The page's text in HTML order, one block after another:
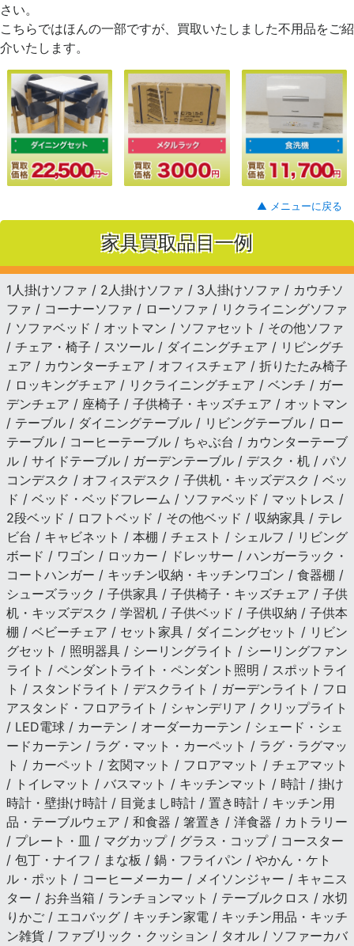
さい。
こちらではほんの一部ですが、買取いたしました不用品をご紹
介いたします。
▲ メニューに戻る
家具買取品目一例
1人掛けソファ / 2人掛けソファ / 3人掛けソファ / カウチソ
ファ / コーナーソファ / ローソファ / リクライニングソファ
/ ソファベッド / オットマン / ソファセット / その他ソファ
/ チェア・椅子 / スツール / ダイニングチェア / リビングチ
ェア / カウンターチェア / オフィスチェア / 折りたたみ椅子
/ ロッキングチェア / リクライニングチェア / ベンチ / ガー
デンチェア / 座椅子 / 子供椅子・キッズチェア / オットマン
/ テーブル / ダイニングテーブル / リビングテーブル / ロー
テーブル / コーヒーテーブル / ちゃぶ台 / カウンターテーブ
ル / サイドテーブル / ガーデンテーブル / デスク・机 / パソ
コンデスク / オフィスデスク / 子供机・キッズデスク / ベッ
ド / ベッド・ベッドフレーム / ソファベッド / マットレス /
2段ベッド / ロフトベッド / その他ベッド / 収納家具 / テレ
ビ台 / キャビネット / 本棚 / チェスト / シェルフ / リビング
ボード / ワゴン / ロッカー / ドレッサー / ハンガーラック・
コートハンガー / キッチン収納・キッチンワゴン / 食器棚 /
シューズラック / 子供家具 / 子供椅子・キッズチェア / 子供
机・キッズデスク / 学習机 / 子供ベッド / 子供収納 / 子供本
棚 / ベビーチェア / セット家具 / ダイニングセット / リビン
グセット / 照明器具 / シーリングライト / シーリングファン
ライト / ペンダントライト・ペンダント照明 / スポットライ
ト / スタンドライト / デスクライト / ガーデンライト / フロ
アスタンド・フロアライト / シャンデリア / クリップライト
/ LED電球 / カーテン / オーダーカーテン / シェード・シェ
ードカーテン / ラグ・マット・カーペット / ラグ・ラグマッ
ト / カーペット / 玄関マット / フロアマット / チェアマット
/ トイレマット / バスマット / キッチンマット / 時計 / 掛け
時計・壁掛け時計 / 目覚まし時計 / 置き時計 / キッチン用
品・テーブルウェア / 和食器 / 箸置き / 洋食器 / カトラリー
/ プレート・皿 / マグカップ / グラス・コップ / コースター
/ 包丁・ナイフ / まな板 / 鍋・フライパン / やかん・ケト
ル・ポット / コーヒーメーカー / メイソンジャー / キャニス
ター / お弁当箱 / ランチョンマット / テーブルクロス / 水切
りかご / エコバッグ / キッチン家電 / キッチン用品・キッチ
ン雑貨 / ファブリック・クッション / タオル / ソファーカバ